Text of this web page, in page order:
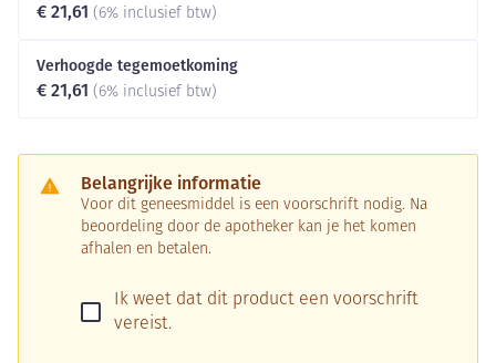
€ 21,61 (6% inclusief btw)
Verhoogde tegemoetkoming
€ 21,61 (6% inclusief btw)
Belangrijke informatie
Voor dit geneesmiddel is een voorschrift nodig. Na
beoordeling door de apotheker kan je het komen
afhalen en betalen.
Ik weet dat dit product een voorschrift
vereist.